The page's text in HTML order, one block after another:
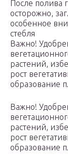
После полива
осторожно,
особенное
стебля
Важно!
растений,
рост
образование
Важно!
растений,
рост
образование